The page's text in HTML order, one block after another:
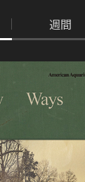
週間